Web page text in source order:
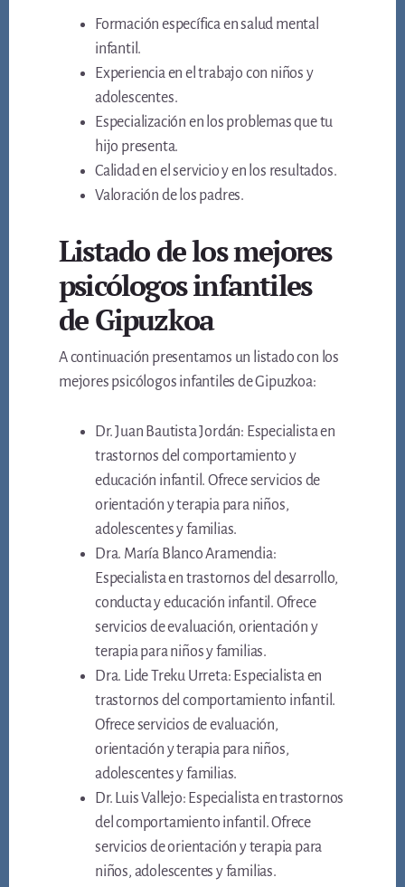
Formación específica en salud mental
infantil.
Experiencia en el trabajo con niños y
adolescentes.
Especialización en los problemas que tu
hijo presenta.
Calidad en el servicio y en los resultados.
Valoración de los padres.
Listado de los mejores
psicólogos infantiles
de Gipuzkoa
A continuación presentamos un listado con los
mejores psicólogos infantiles de Gipuzkoa:
Dr. Juan Bautista Jordán: Especialista en
trastornos del comportamiento y
educación infantil. Ofrece servicios de
orientación y terapia para niños,
adolescentes y familias.
Dra. María Blanco Aramendia:
Especialista en trastornos del desarrollo,
conducta y educación infantil. Ofrece
servicios de evaluación, orientación y
terapia para niños y familias.
Dra. Lide Treku Urreta: Especialista en
trastornos del comportamiento infantil.
Ofrece servicios de evaluación,
orientación y terapia para niños,
adolescentes y familias.
Dr. Luis Vallejo: Especialista en trastornos
del comportamiento infantil. Ofrece
servicios de orientación y terapia para
niños, adolescentes y familias.